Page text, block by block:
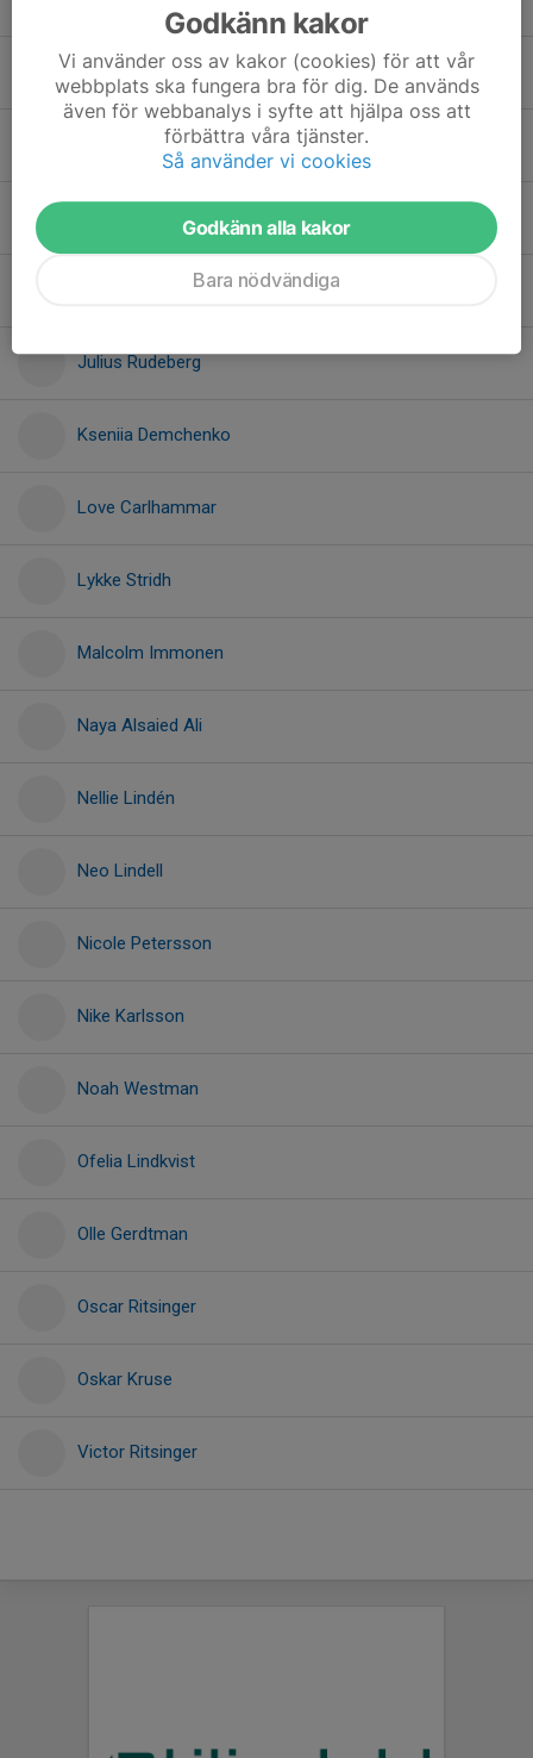
Emil Diep Niu
Gustav Heijel
Gustav Mårtenson
Julius Rudeberg
Kseniia Demchenko
Love Carlhammar
Lykke Stridh
Malcolm Immonen
Naya Alsaied Ali
Nellie Lindén
Neo Lindell
Nicole Petersson
Nike Karlsson
Noah Westman
Ofelia Lindkvist
Olle Gerdtman
Oscar Ritsinger
Oskar Kruse
Victor Ritsinger
Godkänn kakor
Vi använder oss av kakor (cookies) för att vår
webbplats ska fungera bra för dig. De används
även för webbanalys i syfte att hjälpa oss att
förbättra våra tjänster.
Så använder vi cookies
Godkänn alla kakor
Bara nödvändiga